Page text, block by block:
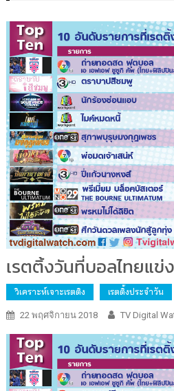
เรตติ้งวันที่บอลไทยแข่
วิเคราะห์เจาะเรตติง เรตติ้งประจำวัน
22 พฤศจิกายน 2018 TV Digital